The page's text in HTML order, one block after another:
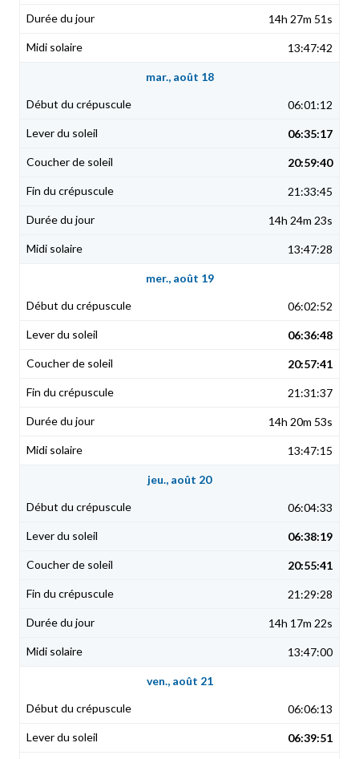
14h 27m 51s
13:47:42
mar., août 18
06:01:12
06:35:17
20:59:40
21:33:45
14h 24m 23s
13:47:28
mer., août 19
06:02:52
06:36:48
20:57:41
21:31:37
14h 20m 53s
13:47:15
jeu., août 20
06:04:33
06:38:19
20:55:41
21:29:28
14h 17m 22s
13:47:00
ven., août 21
06:06:13
06:39:51